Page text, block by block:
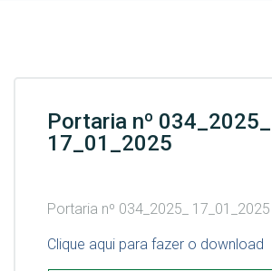
Portaria nº 034_2025_
17_01_2025
Portaria nº 034_2025_ 17_01_2025
Clique aqui para fazer o download